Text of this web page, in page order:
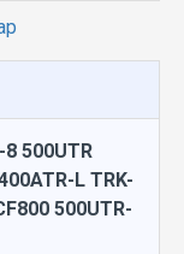
500UTR
L TRK-
500UTR-